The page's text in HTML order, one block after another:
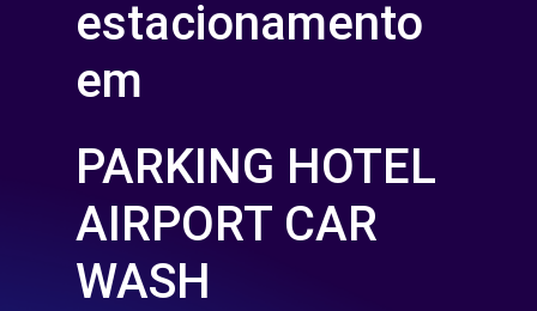
estacionamento
em
PARKING HOTEL
AIRPORT CAR
WASH